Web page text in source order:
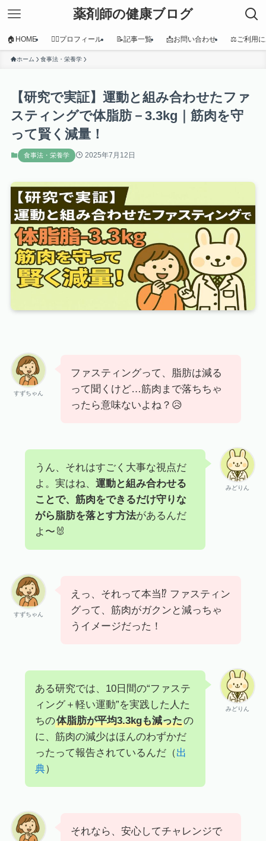
薬剤師の健康ブログ
🏠HOME 👩‍⚕️プロフィール 📝記事一覧 📩お問い合わせ ⚖️ご利用
ホーム 食事法・栄養学
【研究で実証】運動と組み合わせたファ
スティングで体脂肪－3.3kg｜筋肉を守
って賢く減量！
食事法・栄養学 2025年7月12日
すずちゃん
ファスティングって、脂肪は減る
って聞くけど…筋肉まで落ちちゃ
ったら意味ないよね？😥
みどりん
うん、それはすごく大事な視点だ
よ。実はね、 運動と組み合わせる
ことで、筋肉をできるだけ守りな
がら脂肪を落とす方法があるんだ
よ〜🐰
すずちゃん
えっ、それって本当⁉ ファスティン
グって、筋肉がガクンと減っちゃ
うイメージだった！
みどりん
ある研究では、10日間の“ファステ
ィング＋軽い運動”を実践した人た
ちの体脂肪が平均3.3kgも減ったの
に、筋肉の減少はほんのわずかだ
ったって報告されているんだ（出
典）
それなら、安心してチャレンジで